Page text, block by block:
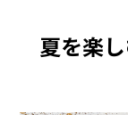
夏を楽